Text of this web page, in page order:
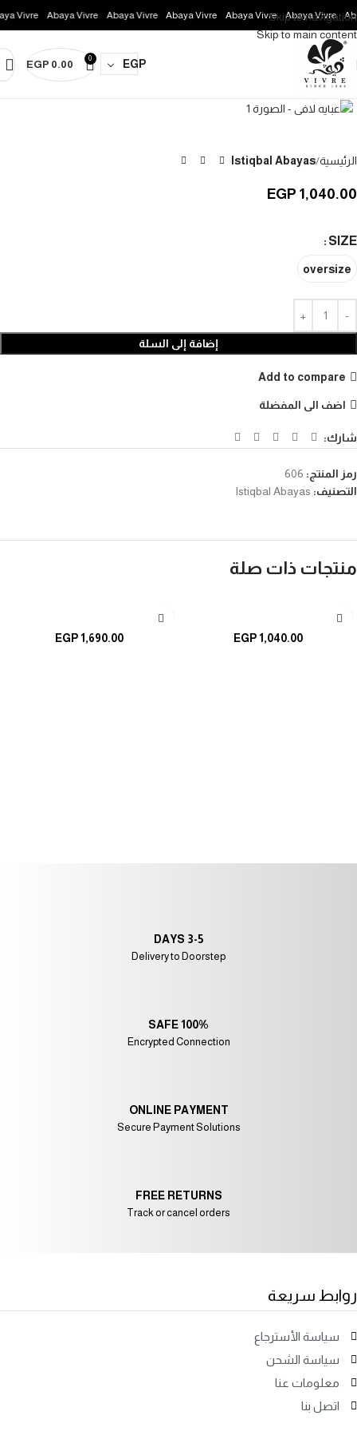
Skip to navigation
Skip to main content
Vivre Abaya Vivre Abaya Vivre Abaya Vivre Abaya Vivre Abaya Vivre
EGP
0
EGP 0.00
Click to enlarge
الرئيسية Istiqbal Abayas
EGP 1,040.00
SIZE
oversize
إضافة إلى السلة
Add to compare
اضف الى المفضلة
رمز المنتج: 606
التصنيف: Istiqbal Abayas
شارك:
منتجات ذات صلة
EGP1,040.00
EGP1,690.00
FREE RETURNS
Track or cancel orders
ONLINE PAYMENT
Secure Payment Solutions
100% SAFE
Encrypted Connection
3-5 DAYS
Delivery to Doorstep
روابط سريعة
سياسة الأسترجاع
سياسة الشحن
معلومات عنا
اتصل بنا